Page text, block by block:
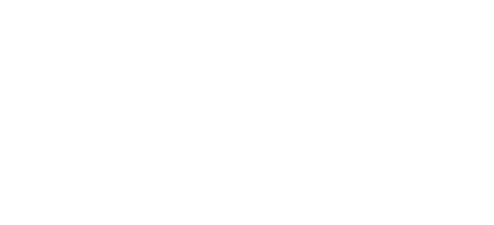
вам размере. Дарите с глубоким смыслом!